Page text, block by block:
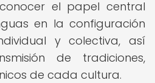
el papel central
en la configuración
y colectiva, así
de tradiciones,
de cada cultura.